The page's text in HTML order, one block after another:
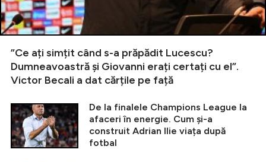
”Ce ați simțit când s-a prăpădit Lucescu?
Dumneavoastră și Giovanni erați certați cu el”.
Victor Becali a dat cărțile pe față
De la finalele Champions League la
afaceri în energie. Cum și-a
construit Adrian Ilie viața după
fotbal